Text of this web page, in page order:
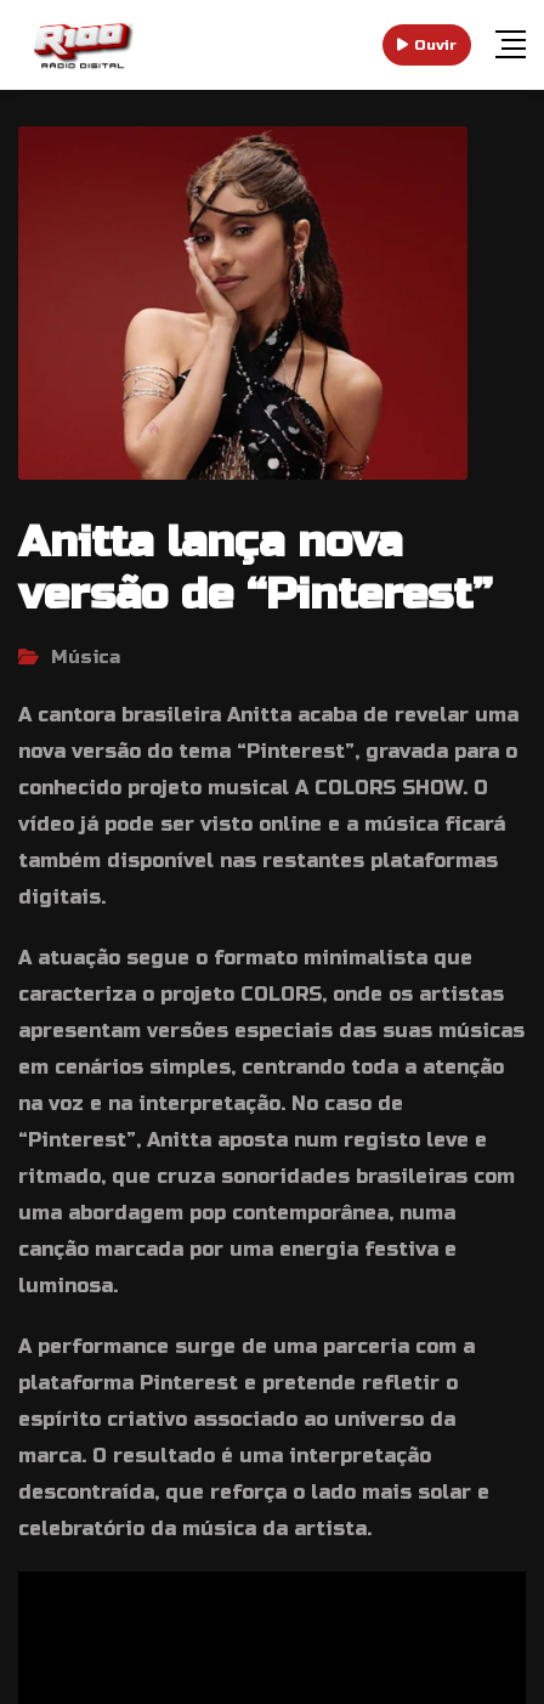
Ouvir
Anitta lança nova
versão de “Pinterest”
Música
A cantora brasileira Anitta acaba de revelar uma
nova versão do tema “Pinterest”, gravada para o
conhecido projeto musical A COLORS SHOW. O
vídeo já pode ser visto online e a música ficará
também disponível nas restantes plataformas
digitais.
A atuação segue o formato minimalista que
caracteriza o projeto COLORS, onde os artistas
apresentam versões especiais das suas músicas
em cenários simples, centrando toda a atenção
na voz e na interpretação. No caso de
“Pinterest”, Anitta aposta num registo leve e
ritmado, que cruza sonoridades brasileiras com
uma abordagem pop contemporânea, numa
canção marcada por uma energia festiva e
luminosa.
A performance surge de uma parceria com a
plataforma Pinterest e pretende refletir o
espírito criativo associado ao universo da
marca. O resultado é uma interpretação
descontraída, que reforça o lado mais solar e
celebratório da música da artista.